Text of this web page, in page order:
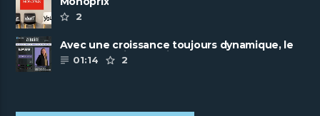
2
Avec une croissance toujours dynamique, le
groupe Scalian continue de ......
01:14 2